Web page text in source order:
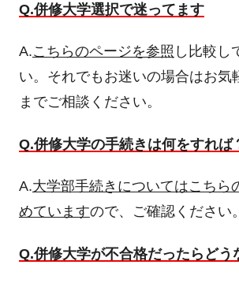
Q.併修大学選択で迷ってます
A.こちらのページを参照 し比較し
い。それでもお迷いの場合はお気
までご相談ください。
Q.併修大学の手続きは何をすれば
A.大学部手続きについてはこちら
めていますので、ご確認ください。
Q.併修大学が不合格だったらどう